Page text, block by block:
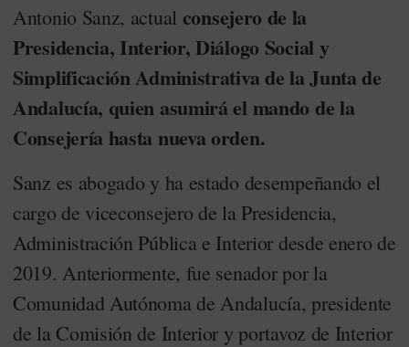
Antonio Sanz, actual consejero de la
Presidencia, Interior, Diálogo Social y
Simplificación Administrativa de la Junta de
Andalucía, quien asumirá el mando de la
Consejería hasta nueva orden.
Sanz es abogado y ha estado desempeñando el
cargo de viceconsejero de la Presidencia,
Administración Pública e Interior desde enero de
2019. Anteriormente, fue senador por la
Comunidad Autónoma de Andalucía, presidente
de la Comisión de Interior y portavoz de Interior